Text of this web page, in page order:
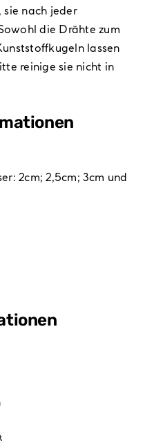
nach jeder
die Drähte zum
lassen
reinige sie nicht in
2cm; 2,5cm; 3cm und